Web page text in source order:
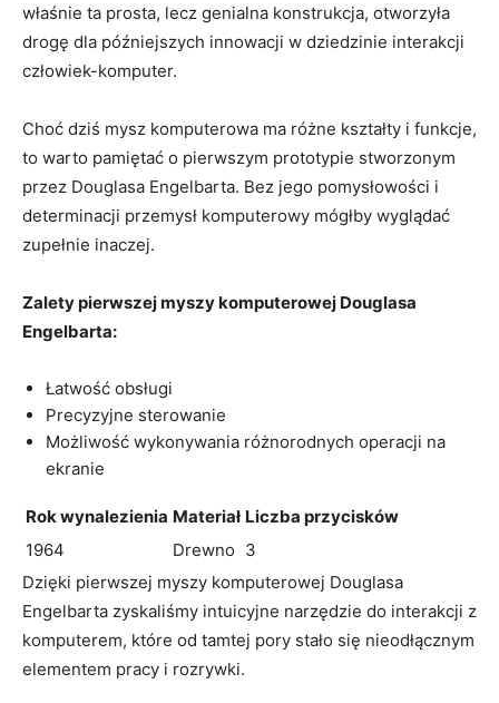
‌właśnie ta ⁣prosta, lecz​ genialna konstrukcja, otworzyła
‌drogę dla późniejszych innowacji w dziedzinie interakcji
człowiek-komputer.
Choć dziś mysz komputerowa ma różne kształty i funkcje,⁢
to warto pamiętać o pierwszym prototypie stworzonym
przez Douglasa Engelbarta. Bez ‌jego pomysłowości i
determinacji przemysł ​komputerowy mógłby wyglądać
‍zupełnie inaczej.
Zalety pierwszej myszy komputerowej Douglasa
Engelbarta:
Łatwość obsługi
Precyzyjne sterowanie
Możliwość‍ wykonywania różnorodnych​ operacji na​
ekranie
Rok wynalezienia Materiał Liczba przycisków
1964
Drewno 3
Dzięki pierwszej myszy komputerowej Douglasa
Engelbarta zyskaliśmy intuicyjne narzędzie do interakcji z
komputerem, które od tamtej ⁢pory stało się nieodłącznym
elementem pracy i​ rozrywki.